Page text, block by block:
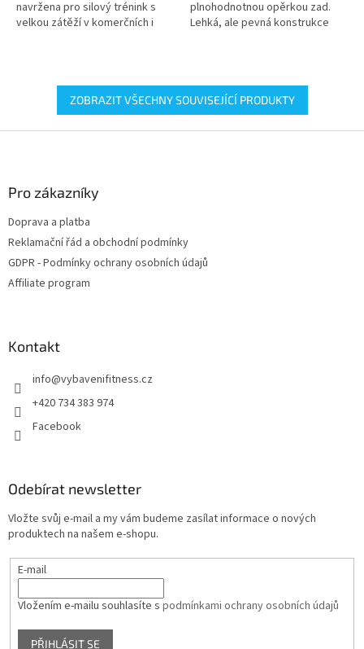
navržena pro silový trénink s
velkou zátěží v komerčních i
plnohodnotnou opěrkou zad.
Lehká, ale pevná konstrukce
ZOBRAZIT VŠECHNY SOUVISEJÍCÍ PRODUKTY
Pro zákazníky
Doprava a platba
Reklamační řád a obchodní podmínky
GDPR - Podmínky ochrany osobních údajů
Affiliate program
Kontakt
info@vybavenifitness.cz
+420 734 383 974
Facebook
Odebírat newsletter
Vložte svůj e-mail a my vám budeme zasílat informace o nových
produktech na našem e-shopu.
E-mail
Vložením e-mailu souhlasíte s podmínkami ochrany osobních údajů
PŘIHLÁSIT SE